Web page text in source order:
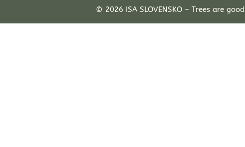
© 2026 ISA SLOVENSKO – Trees are good